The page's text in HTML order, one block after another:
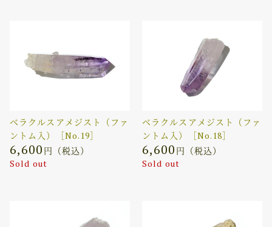
ベラクルスアメジスト（ファ
ントム入）［No.19］
6,600 円（税込）
Sold out
ベラクルスアメジスト（ファ
ントム入）［No.18］
6,600 円（税込）
Sold out